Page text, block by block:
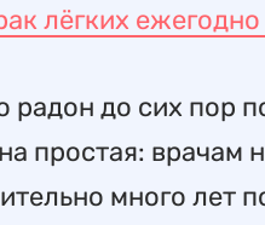
лёгких
радон до сих пор
простая:
много лет